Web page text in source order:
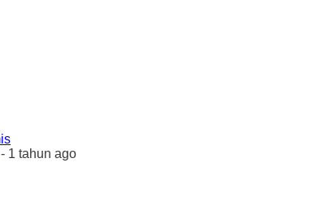
- 1 tahun ago